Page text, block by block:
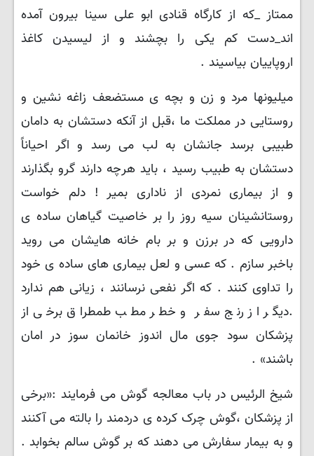
ممتاز _که از کارگاه قنادی ابو علی سینا بیرون آمده
اند_دست کم یکی را بچشند و از لیسیدن کاغذ
اروپاییان بیاسیند .
میلیونها مرد و زن و بچه ی مستضعف زاغه نشین و
روستایی در مملکت ما ،قبل از آنکه دستشان به دامان
طبیبی برسد جانشان به لب می رسد و اگر احیاناً
دستشان به طبیب رسید ، باید هرچه دارند گرو بگذارند
و از بیماری نمردی از ناداری بمیر ! دلم خواست
روستانشینان سیه روز را بر خاصیت گیاهان ساده ی
دارویی که در برزن و بر بام خانه هایشان می روید
باخبر سازم . که عسی و لعل بیماری های ساده ی خود
را تداوی کنند . که اگر نفعی نرسانند ، زیانی هم ندارد
.دیگر از رنج سفر و خطر مطب طمطراق برخی از
پزشکان سود جوی مال اندوز خانمان سوز در امان
باشند» .
شیخ الرئیس در باب معالجه گوش می فرمایند :«برخی
از پزشکان ،گوش چرک کرده ی دردمند را بالته می آکنند
و به بیمار سفارش می دهند که بر گوش سالم بخوابد .